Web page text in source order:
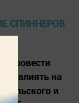
провести
повлиять на
и